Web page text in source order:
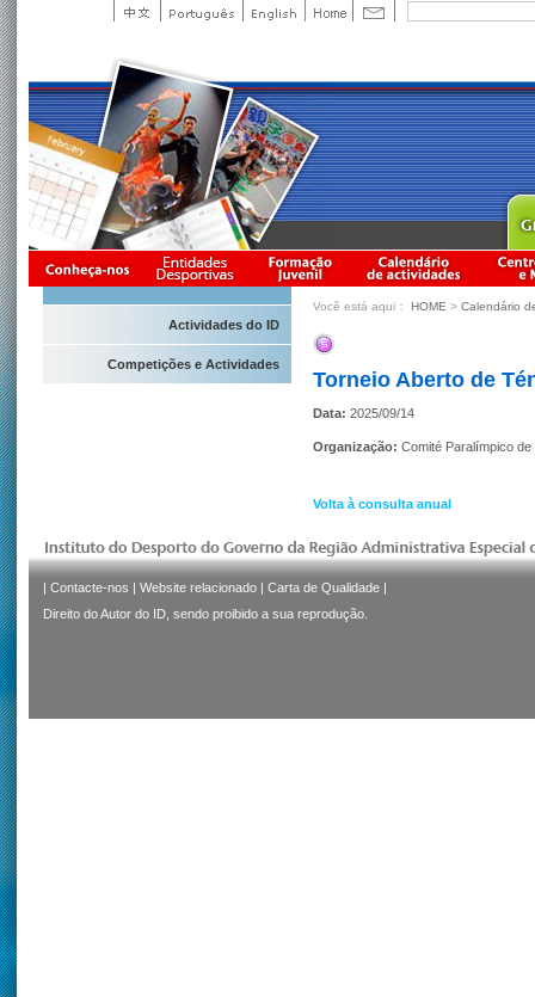
Actividades do ID
Competições e Actividades
Você está aqui： HOME > Calendário
Torneio Aberto de
Data: 2025/09/14
Organização: Comité Paralímpico
Volta à consulta anual
| Contacte-nos | Website relacionado | Carta de Qualidade |
Direito do Autor do ID, sendo proibido a sua reprodução.